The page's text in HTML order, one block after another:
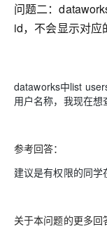
问题二：
id，不会显示对应
dataworks中list
用户名称，我现在想
参考回答：
建议是有权限的同
关于本问题的更多回